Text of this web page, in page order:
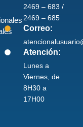
2469 – 683 /
2469 – 685
Correo:
Atención:
Lunes a
Viernes, de
8H30 a
17H00